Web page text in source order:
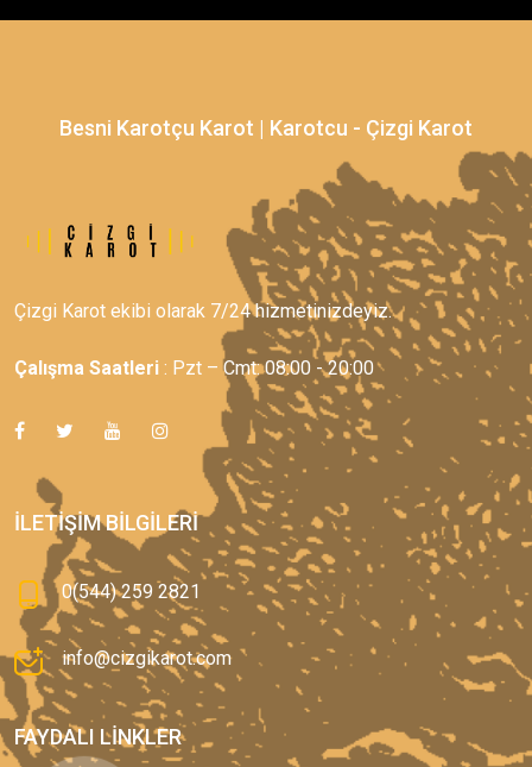
Besni Karotçu Karot | Karotcu - Çizgi Karot
Çizgi Karot ekibi olarak 7/24 hizmetinizdeyiz.
Çalışma Saatleri : Pzt – Cmt: 08:00 - 20:00
İLETIŞIM BILGILERI
0(544) 259 2821
info@cizgikarot.com
FAYDALI LINKLER